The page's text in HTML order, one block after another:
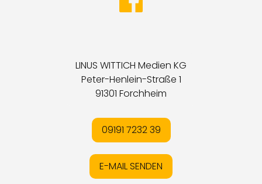
LINUS WITTICH Medien KG
Peter-Henlein-Straße 1
91301 Forchheim
09191 7232 39
E-MAIL SENDEN